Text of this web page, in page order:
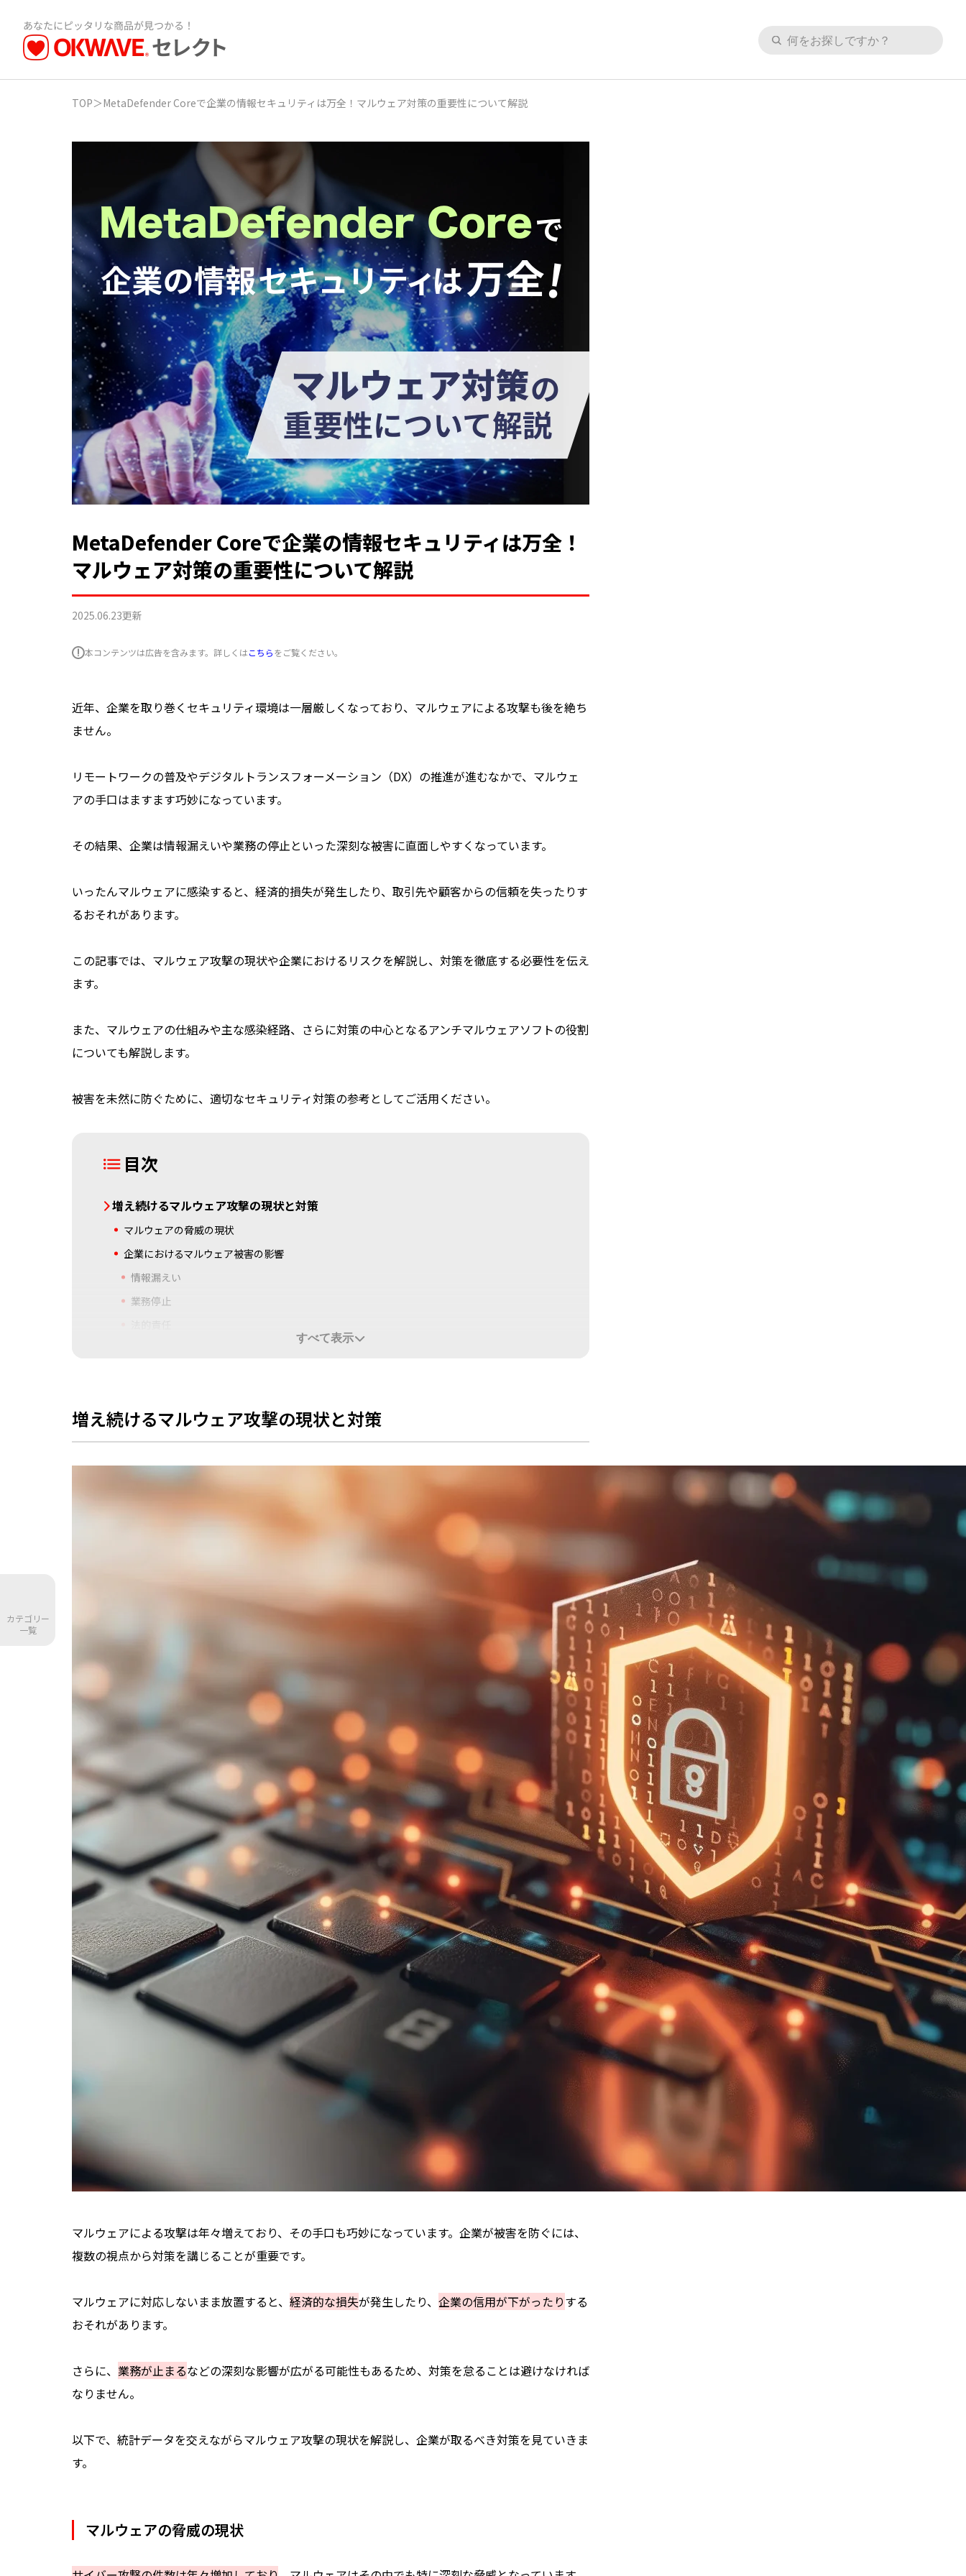
TOP＞MetaDefender Coreで企業の情報セキュリティは万全！マルウェア対策の重要性について解説
カテゴリー
一覧
MetaDefender Coreで企業の情報セキュリティは万全！
マルウェア対策の重要性について解説
2025.06.23更新
本コンテンツは広告を含みます。詳しくはこちらをご覧ください。
近年、企業を取り巻くセキュリティ環境は一層厳しくなっており、マルウェアによる攻撃も後を絶ち
ません。
リモートワークの普及やデジタルトランスフォーメーション（DX）の推進が進むなかで、マルウェ
アの手口はますます巧妙になっています。
その結果、企業は情報漏えいや業務の停止といった深刻な被害に直面しやすくなっています。
いったんマルウェアに感染すると、経済的損失が発生したり、取引先や顧客からの信頼を失ったりす
るおそれがあります。
この記事では、マルウェア攻撃の現状や企業におけるリスクを解説し、対策を徹底する必要性を伝え
ます。
また、マルウェアの仕組みや主な感染経路、さらに対策の中心となるアンチマルウェアソフトの役割
についても解説します。
被害を未然に防ぐために、適切なセキュリティ対策の参考としてご活用ください。
目次
増え続けるマルウェア攻撃の現状と対策
マルウェアの脅威の現状
企業におけるマルウェア被害の影響
情報漏えい
業務停止
セキュリティ意識を持ったマルウェア対策の重要性
マルウェアの種類
ランサムウェア
ファイルレスマルウェア
インフォスティーラー
メールの添付ファイルやリンク
USBメモリ
マルウェアからの予防対策4つ
OSやソフトウェアを更新して最新状態を保つ
アンチマルウェアソフトのインストールとパターンファイルを最新のものにする
怪しいメールを受信した場合はセキュリティ担当者にすぐに連絡する
Webブラウザを適切に設定しておく
マルウェアに感染した場合の対処方法
PCをネットワークから切り離す
セキュリティ担当者へ連絡
アンチマルウェアソフトで駆除する
感染源の特定
PCの初期化
アンチマルウェアソフトの4つの機能と役割
アンチマルウェアソフトの5つの選定ポイント
「MetaDefender Core」とは
「MetaDefender Core」の強み
・ファイルやメールの無害化
すべて表示
増え続けるマルウェア攻撃の現状と対策
マルウェアによる攻撃は年々増えており、その手口も巧妙になっています。企業が被害を防ぐには、
複数の視点から対策を講じることが重要です。
マルウェアに対応しないまま放置すると、 経済的な損失が発生したり、 企業の信用が下がったりする
おそれがあります。
さらに、 業務が止まるなどの深刻な影響が広がる可能性もあるため、対策を怠ることは避けなければ
なりません。
以下で、統計データを交えながらマルウェア攻撃の現状を解説し、企業が取るべき対策を見ていきま
す。
マルウェアの脅威の現状